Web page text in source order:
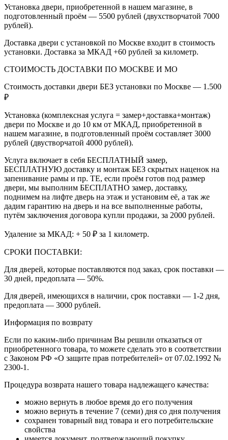
Установка двери, приобретенной в нашем магазине, в
подготовленный проём — 5500 рублей (двухстворчатой 7000
рублей).
Доставка двери с установкой по Москве входит в стоимость
установки. Доставка за МКАД +60 рублей за километр.
СТОИМОСТЬ ДОСТАВКИ ПО МОСКВЕ И МО
Стоимость доставки двери БЕЗ установки по Москве — 1.500
₽
Установка (комплексная услуга = замер+доставка+монтаж)
двери по Москве и до 10 км от МКАД, приобретенной в
нашем магазине, в подготовленный проём составляет 3000
рублей (двустворчатой 4000 рублей).
Услуга включает в себя БЕСПЛАТНЫЙ замер,
БЕСПЛАТНУЮ доставку и монтаж БЕЗ скрытых наценок на
запенивание рамы и пр. ТЕ, если проём готов под размер
двери, мы выполним БЕСПЛАТНО замер, доставку,
поднимем на лифте дверь на этаж и установим её, а так же
дадим гарантию на дверь и на все выполненные работы,
путём заключения договора купли продажи, за 2000 рублей.
Удаление за МКАД: + 50 ₽ за 1 километр.
СРОКИ ПОСТАВКИ:
Для дверей, которые поставляются под заказ, срок поставки —
30 дней, предоплата — 50%.
Для дверей, имеющихся в наличии, срок поставки — 1-2 дня,
предоплата — 3000 рублей.
Информация по возврату
Если по каким-либо причинам Вы решили отказаться от
приобретенного товара, то можете сделать это в соответствии
с Законом РФ «О защите прав потребителей» от 07.02.1992 №
2300-1.
Процедура возврата нашего товара надлежащего качества:
можно вернуть в любое время до его получения
можно вернуть в течение 7 (семи) дня со дня получения
сохранен товарный вид товара и его потребительские
свойства